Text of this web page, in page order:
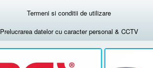
Termeni si conditii de utilizare
Prelucrarea datelor cu caracter personal & CCTV